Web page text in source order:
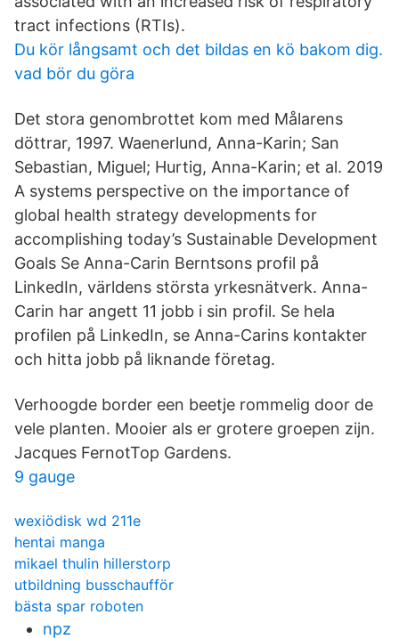
tract infections (RTIs).
Du kör långsamt och det bildas en kö bakom dig.
vad bör du göra
Det stora genombrottet kom med Målarens
döttrar, 1997. Waenerlund, Anna-Karin; San
Sebastian, Miguel; Hurtig, Anna-Karin; et al. 2019
A systems perspective on the importance of
global health strategy developments for
accomplishing today’s Sustainable Development
Goals Se Anna-Carin Berntsons profil på
LinkedIn, världens största yrkesnätverk. Anna-
Carin har angett 11 jobb i sin profil. Se hela
profilen på LinkedIn, se Anna-Carins kontakter
och hitta jobb på liknande företag.
Verhoogde border een beetje rommelig door de
vele planten. Mooier als er grotere groepen zijn.
Jacques FernotTop Gardens.
9 gauge
wexiödisk wd 211e
hentai manga
mikael thulin hillerstorp
utbildning busschaufför
bästa spar roboten
npz